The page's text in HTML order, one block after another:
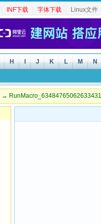
┆ INF下载 ┆ 字体下载 ┆ Linux文件
H J K L M N
→